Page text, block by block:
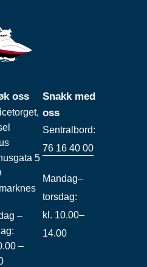
oss
5
–
–
Snakk med
oss
Sentralbord:
76 16 40 00
Mandag–
torsdag:
kl. 10.00–
14.00